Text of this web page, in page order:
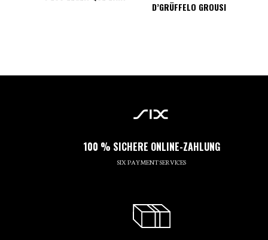
D’GRÜFFELO GROUSI
100 % SICHERE ONLINE-ZAHLUNG
SIX PAYMENT SERVICES